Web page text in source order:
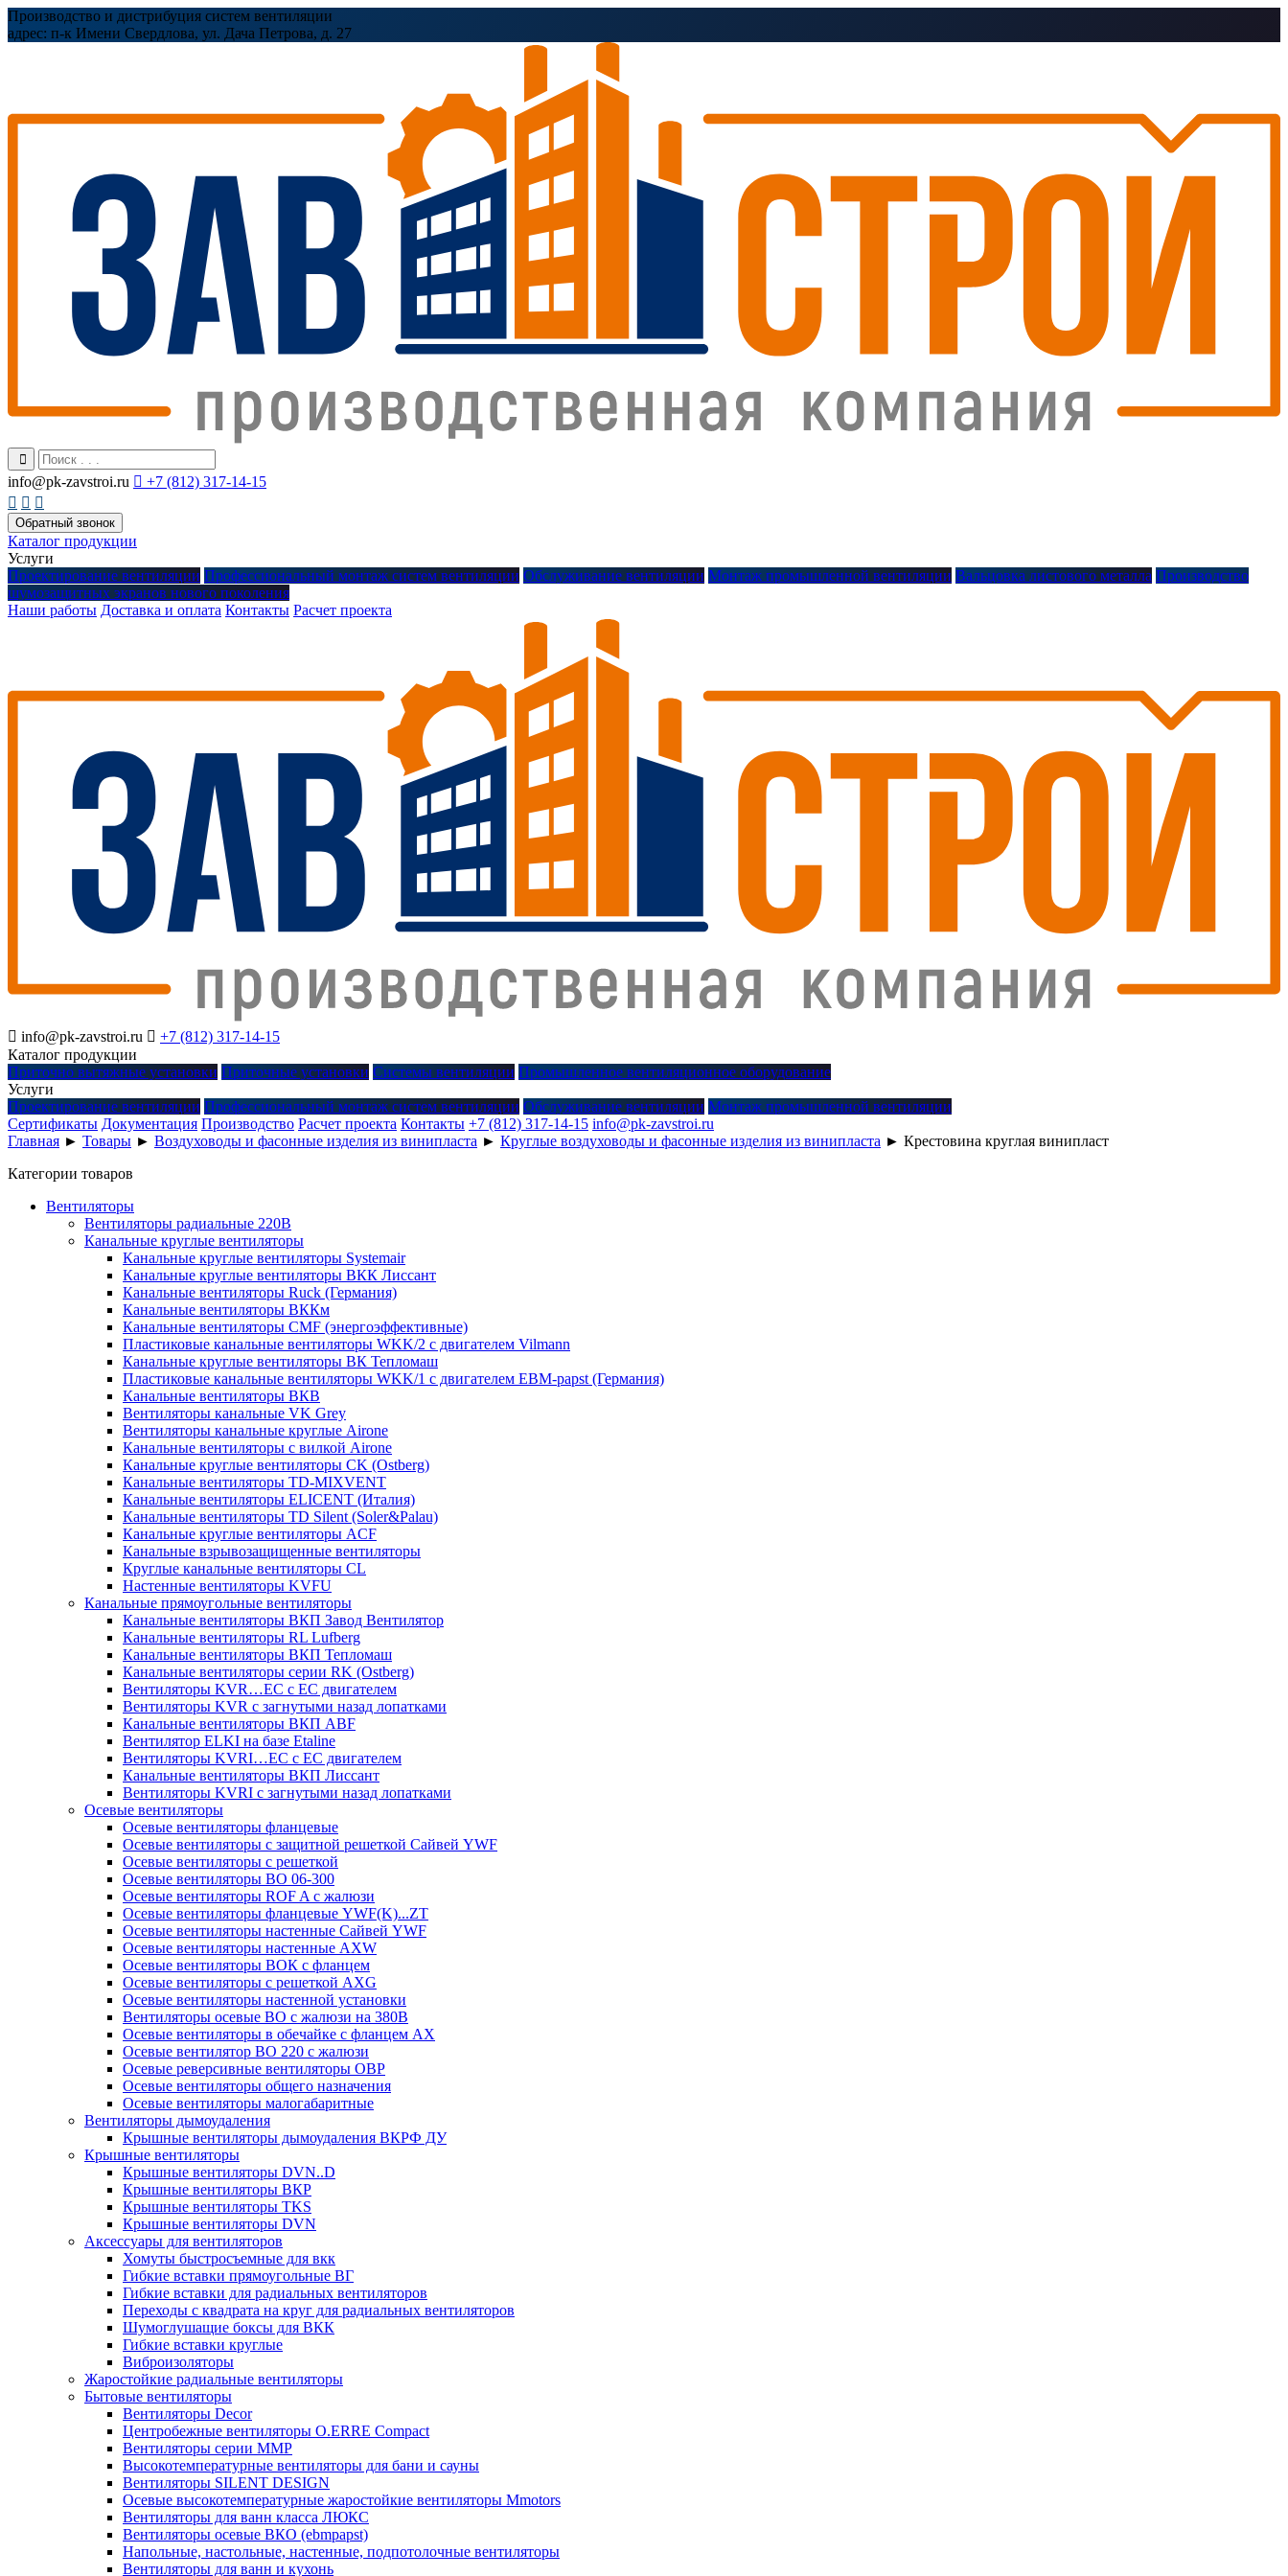
Производство и дистрибуция систем вентиляции
адрес: п-к Имени Свердлова, ул. Дача Петрова, д. 27
info@pk-zavstroi.ru  +7 (812) 317-14-15
  
Обратный звонок
Каталог продукции
Услуги
Проектирование вентиляции Профессиональный монтаж систем вентиляции Обслуживание вентиляции Монтаж промышленной вентиляции Вальцовка листового металла Производство
шумозащитных экранов нового поколения
Наши работы Доставка и оплата Контакты Расчет проекта
 info@pk-zavstroi.ru  +7 (812) 317-14-15
Каталог продукции
Приточно вытяжные установки Приточные установки Системы вентиляции Промышленное вентиляционное оборудование
Услуги
Проектирование вентиляции Профессиональный монтаж систем вентиляции Обслуживание вентиляции Монтаж промышленной вентиляции
Сертификаты Документация Производство Расчет проекта Контакты +7 (812) 317-14-15 info@pk-zavstroi.ru
Главная ► Товары ► Воздуховоды и фасонные изделия из винипласта ► Круглые воздуховоды и фасонные изделия из винипласта ► Крестовина круглая винипласт
Категории товаров
Вентиляторы
Вентиляторы радиальные 220В
Канальные круглые вентиляторы
Канальные круглые вентиляторы Systemair
Канальные круглые вентиляторы ВКК Лиссант
Канальные вентиляторы Ruck (Германия)
Канальные вентиляторы ВККм
Канальные вентиляторы CMF (энергоэффективные)
Пластиковые канальные вентиляторы WKK/2 с двигателем Vilmann
Канальные круглые вентиляторы ВК Тепломаш
Пластиковые канальные вентиляторы WKK/1 с двигателем EBM-papst (Германия)
Канальные вентиляторы ВКВ
Вентиляторы канальные VK Grey
Вентиляторы канальные круглые Airone
Канальные вентиляторы с вилкой Airone
Канальные круглые вентиляторы CK (Ostberg)
Канальные вентиляторы TD-MIXVENT
Канальные вентиляторы ELICENT (Италия)
Канальные вентиляторы TD Silent (Soler&Palau)
Канальные круглые вентиляторы ACF
Канальные взрывозащищенные вентиляторы
Круглые канальные вентиляторы CL
Настенные вентиляторы KVFU
Канальные прямоугольные вентиляторы
Канальные вентиляторы ВКП Завод Вентилятор
Канальные вентиляторы RL Lufberg
Канальные вентиляторы ВКП Тепломаш
Канальные вентиляторы серии RK (Ostberg)
Вентиляторы KVR…EC с EC двигателем
Вентиляторы KVR с загнутыми назад лопатками
Канальные вентиляторы ВКП ABF
Вентилятор ELKI на базе Etaline
Вентиляторы KVRI…EC c EC двигателем
Канальные вентиляторы ВКП Лиссант
Вентиляторы KVRI с загнутыми назад лопатками
Осевые вентиляторы
Осевые вентиляторы фланцевые
Осевые вентиляторы c защитной решеткой Сайвей YWF
Осевые вентиляторы с решеткой
Осевые вентиляторы ВО 06-300
Осевые вентиляторы ROF A с жалюзи
Осевые вентиляторы фланцевые YWF(K)...ZT
Осевые вентиляторы настенные Сайвей YWF
Осевые вентиляторы настенные AXW
Осевые вентиляторы ВОК с фланцем
Осевые вентиляторы с решеткой AXG
Осевые вентиляторы настенной установки
Вентиляторы осевые ВО с жалюзи на 380В
Осевые вентиляторы в обечайке с фланцем AX
Осевые вентилятор ВО 220 с жалюзи
Осевые реверсивные вентиляторы ОВР
Осевые вентиляторы общего назначения
Осевые вентиляторы малогабаритные
Вентиляторы дымоудаления
Крышные вентиляторы дымоудаления ВКРФ ДУ
Крышные вентиляторы
Крышные вентиляторы DVN..D
Крышные вентиляторы ВКР
Крышные вентиляторы TKS
Крышные вентиляторы DVN
Аксессуары для вентиляторов
Хомуты быстросъемные для вкк
Гибкие вставки прямоугольные ВГ
Гибкие вставки для радиальных вентиляторов
Переходы с квадрата на круг для радиальных вентиляторов
Шумоглушащие боксы для ВКК
Гибкие вставки круглые
Виброизоляторы
Жаростойкие радиальные вентиляторы
Бытовые вентиляторы
Вентиляторы Decor
Центробежные вентиляторы O.ERRE Compact
Вентиляторы серии ММР
Высокотемпературные вентиляторы для бани и сауны
Вентиляторы SILENT DESIGN
Осевые высокотемпературные жаростойкие вентиляторы Mmotors
Вентиляторы для ванн класса ЛЮКС
Вентиляторы осевые ВКО (ebmpapst)
Напольные, настольные, настенные, подпотолочные вентиляторы
Вентиляторы для ванн и кухонь